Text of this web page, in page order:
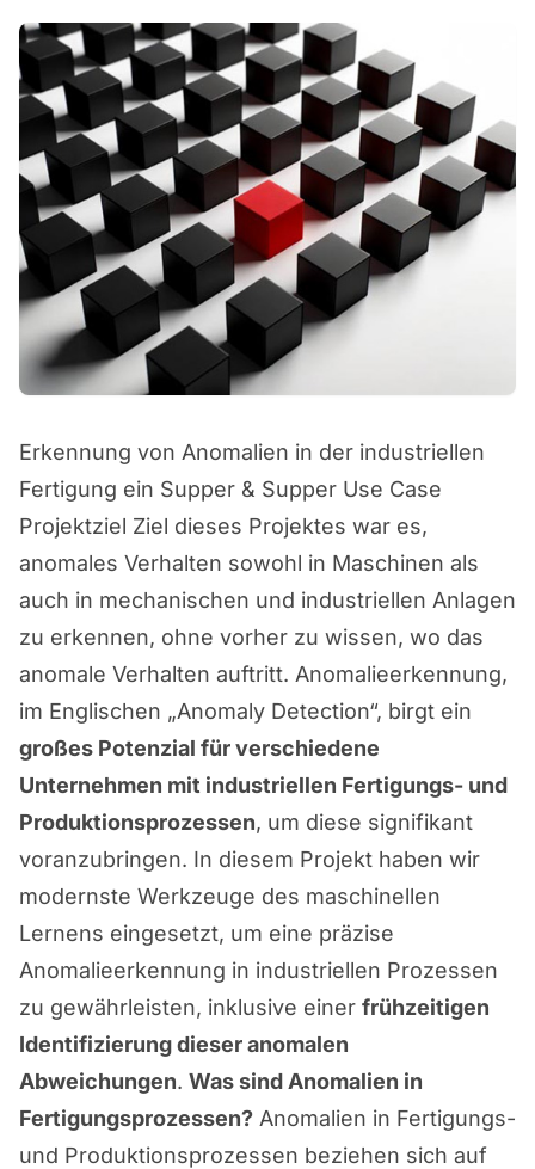
Erkennung von Anomalien in der industriellen
Fertigung ein Supper & Supper Use Case
Projektziel Ziel dieses Projektes war es,
anomales Verhalten sowohl in Maschinen als
auch in mechanischen und industriellen Anlagen
zu erkennen, ohne vorher zu wissen, wo das
anomale Verhalten auftritt. Anomalieerkennung,
im Englischen „Anomaly Detection“, birgt ein
großes Potenzial für verschiedene
Unternehmen mit industriellen Fertigungs- und
Produktionsprozessen, um diese signifikant
voranzubringen. In diesem Projekt haben wir
modernste Werkzeuge des maschinellen
Lernens eingesetzt, um eine präzise
Anomalieerkennung in industriellen Prozessen
zu gewährleisten, inklusive einer frühzeitigen
Identifizierung dieser anomalen
Abweichungen. Was sind Anomalien in
Fertigungsprozessen? Anomalien in Fertigungs-
und Produktionsprozessen beziehen sich auf